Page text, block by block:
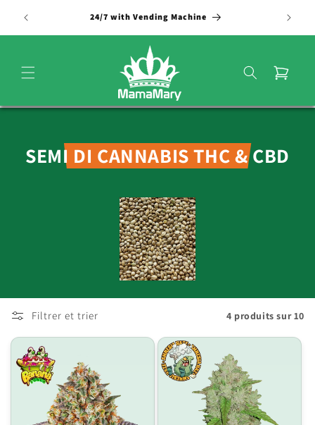
passer
24/7 with Vending Machine
Panier
C
t
i
o
n
SEMI DI CANNABIS THC & CBD
Filtrer et trier 4 produits sur 10